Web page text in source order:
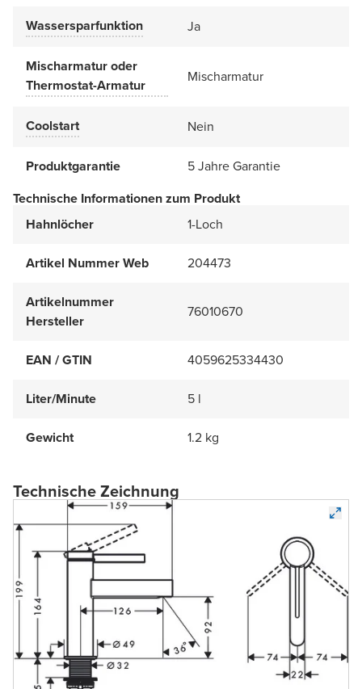
Wassersparfunktion Ja
Mischarmatur oder
Thermostat-Armatur
Mischarmatur
Coolstart Nein
Produktgarantie
5 Jahre Garantie
Technische Informationen zum Produkt
Hahnlöcher
1-Loch
Artikel Nummer Web 204473
Artikelnummer
Hersteller
76010670
EAN / GTIN 4059625334430
Liter/Minute 5 l
Gewicht 1.2 kg
Technische Zeichnung